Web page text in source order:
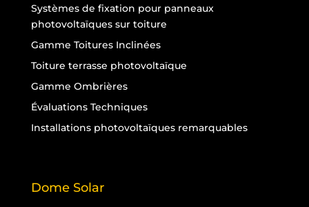
Systèmes de fixation pour panneaux
photovoltaïques sur toiture
Gamme Toitures Inclinées
Toiture terrasse photovoltaïque
Gamme Ombrières
Évaluations Techniques
Installations photovoltaïques remarquables
Dome Solar